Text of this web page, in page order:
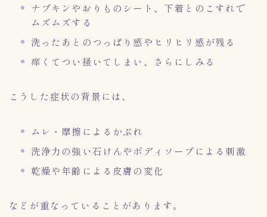
ナプキンやおりものシート、下着とのこすれで
ムズムズする
洗ったあとのつっぱり感やヒリヒリ感が残る
痒くてつい掻いてしまい、さらにしみる
こうした症状の背景には、
ムレ・摩擦によるかぶれ
洗浄力の強い石けんやボディソープによる刺激
乾燥や年齢による皮膚の変化
などが重なっていることがあります。